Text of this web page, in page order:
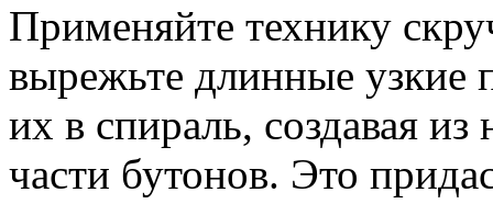
Применяйте технику
вырежьте длинные узкие
их в спираль, создавая
части бутонов. Это